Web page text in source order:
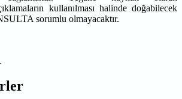
kullanılması halinde doğabilecek
sorumlu olmayacaktır.